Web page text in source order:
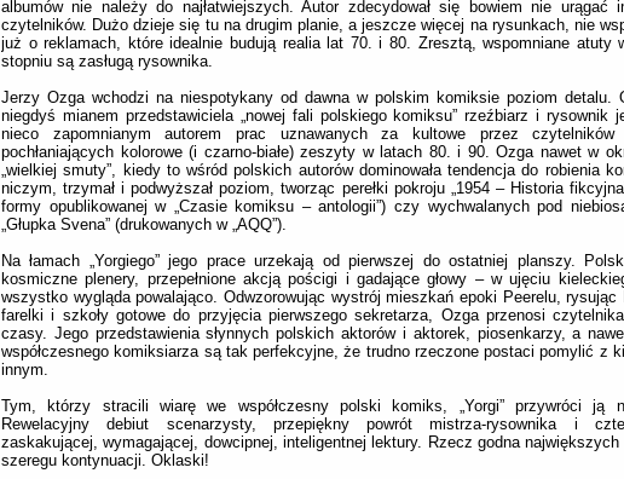
albumów nie należy do najłatwiejszych. Autor zdecydował się bowiem nie urągać
czytelników. Dużo dzieje się tu na drugim planie, a jeszcze więcej na rysunkach, nie
już o reklamach, które idealnie budują realia lat 70. i 80. Zresztą, wspomniane atuty
stopniu są zasługą rysownika.
Jerzy Ozga wchodzi na niespotykany od dawna w polskim komiksie poziom detalu.
niegdyś mianem przedstawiciela „nowej fali polskiego komiksu” rzeźbiarz i rysownik
nieco zapomnianym autorem prac uznawanych za kultowe przez czytelników
pochłaniających kolorowe (i czarno-białe) zeszyty w latach 80. i 90. Ozga nawet w
„wielkiej smuty”, kiedy to wśród polskich autorów dominowała tendencja do robienia
niczym, trzymał i podwyższał poziom, tworząc perełki pokroju „1954 – Historia
formy opublikowanej w „Czasie komiksu – antologii”) czy wychwalanych pod
„Głupka Svena” (drukowanych w „AQQ”).
Na łamach „Yorgiego” jego prace urzekają od pierwszej do ostatniej planszy.
kosmiczne plenery, przepełnione akcją pościgi i gadające głowy – w ujęciu
wszystko wygląda powalająco. Odwzorowując wystrój mieszkań epoki Peerelu, rysując
farelki i szkoły gotowe do przyjęcia pierwszego sekretarza, Ozga przenosi
czasy. Jego przedstawienia słynnych polskich aktorów i aktorek, piosenkarzy, a
współczesnego komiksiarza są tak perfekcyjne, że trudno rzeczone postaci pomylić z
innym.
Tym, którzy stracili wiarę we współczesny polski komiks, „Yorgi” przywróci ją
Rewelacyjny debiut scenarzysty, przepiękny powrót mistrza-rysownika i
zaskakującej, wymagającej, dowcipnej, inteligentnej lektury. Rzecz godna największych
szeregu kontynuacji. Oklaski!